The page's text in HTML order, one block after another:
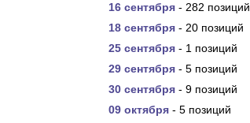
16 сентября - 282 позиций
18 сентября - 20 позиций
25 сентября - 1 позиций
29 сентября - 5 позиций
30 сентября - 9 позиций
09 октября - 5 позиций